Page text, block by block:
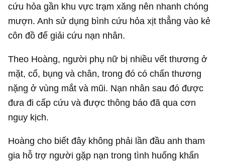
cứu hỏa gần khu vực trạm xăng nên nhanh chóng
mượn. Anh sử dụng bình cứu hỏa xịt thẳng vào kẻ
côn đồ để giải cứu nạn nhân.
Theo Hoàng, người phụ nữ bị nhiều vết thương ở
mặt, cổ, bụng và chân, trong đó có chấn thương
nặng ở vùng mắt và mũi. Nạn nhân sau đó được
đưa đi cấp cứu và được thông báo đã qua cơn
nguy kịch.
Hoàng cho biết đây không phải lần đầu anh tham
gia hỗ trợ người gặp nạn trong tình huống khẩn